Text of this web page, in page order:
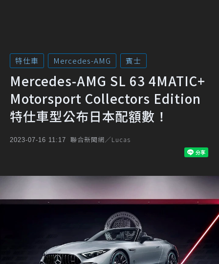
特仕車 Mercedes-AMG 賓士
Mercedes-AMG SL 63 4MATIC+
Motorsport Collectors Edition
特仕車型公布日本配額數！
2023-07-16 11:17 聯合新聞網／Lucas